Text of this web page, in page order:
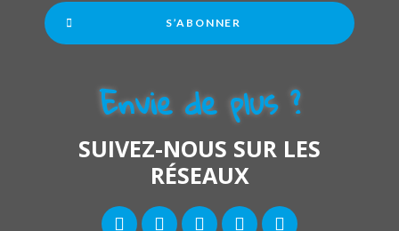
S’ABONNER
Envie de plus ?
SUIVEZ-NOUS SUR LES
RÉSEAUX